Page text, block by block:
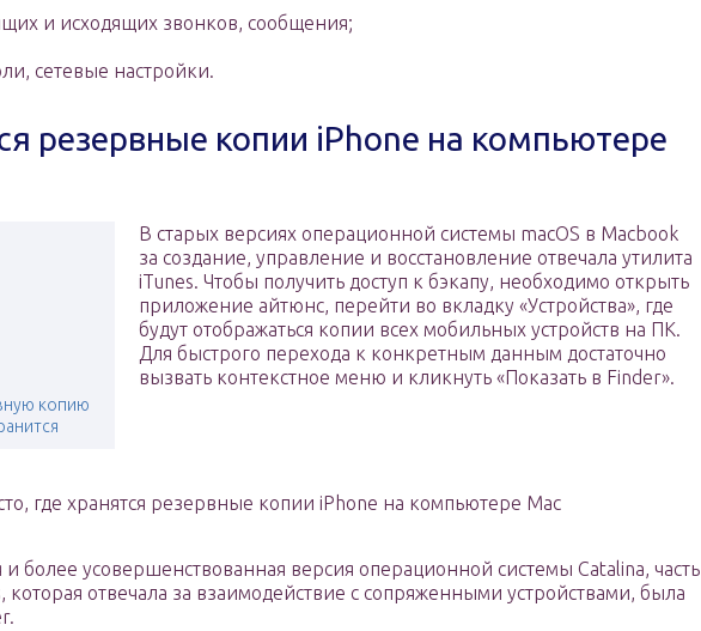
и исходящих звонков, сообщения;
сетевые настройки.
резервные копии iPhone на компьютере
копию
В старых версиях операционной системы macOS в Macbook
за создание, управление и восстановление отвечала утилита
iTunes. Чтобы получить доступ к бэкапу, необходимо открыть
приложение айтюнс, перейти во вкладку «Устройства», где
будут отображаться копии всех мобильных устройств на ПК.
Для быстрого перехода к конкретным данным достаточно
вызвать контекстное меню и кликнуть «Показать в Finder».
где хранятся резервные копии iPhone на компьютере Mac
более усовершенствованная версия операционной системы Catalina, часть
которая отвечала за взаимодействие с сопряженными устройствами, была